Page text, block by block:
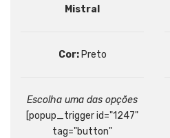
Mistral
Cor:Preto
Escolha uma das opções
[popup_trigger id="1247"
tag="button"